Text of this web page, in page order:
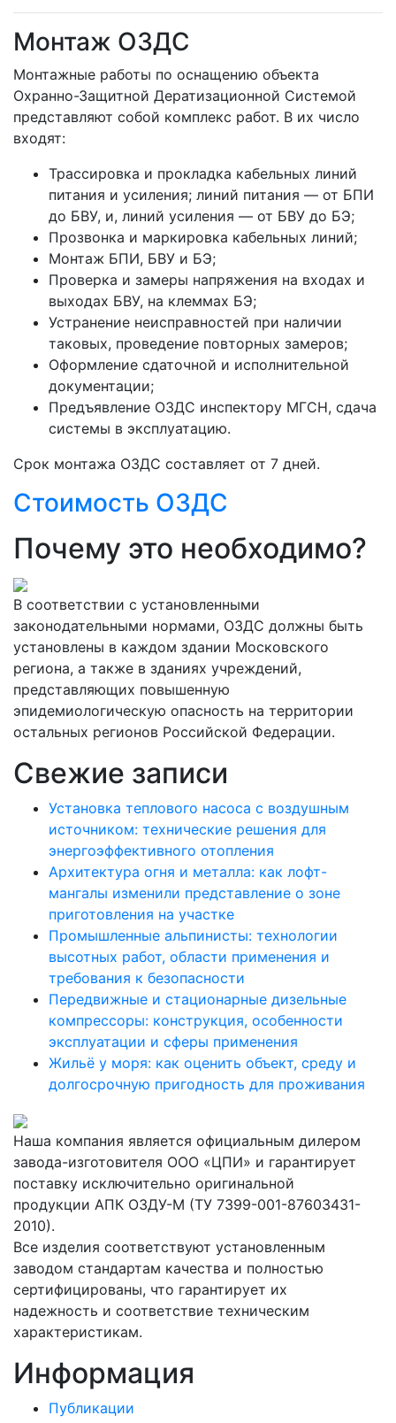
Монтаж ОЗДС
Монтажные работы по оснащению объекта
Охранно-Защитной Дератизационной Системой
представляют собой комплекс работ. В их число
входят:
Трассировка и прокладка кабельных линий
питания и усиления; линий питания — от БПИ
до БВУ, и, линий усиления — от БВУ до БЭ;
Прозвонка и маркировка кабельных линий;
Монтаж БПИ, БВУ и БЭ;
Проверка и замеры напряжения на входах и
выходах БВУ, на клеммах БЭ;
Устранение неисправностей при наличии
таковых, проведение повторных замеров;
Оформление сдаточной и исполнительной
документации;
Предъявление ОЗДС инспектору МГСН, сдача
системы в эксплуатацию.
Срок монтажа ОЗДС составляет от 7 дней.
Стоимость ОЗДС
Почему это необходимо?
В соответствии с установленными
законодательными нормами, ОЗДС должны быть
установлены в каждом здании Московского
региона, а также в зданиях учреждений,
представляющих повышенную
эпидемиологическую опасность на территории
остальных регионов Российской Федерации.
Свежие записи
Установка теплового насоса с воздушным
источником: технические решения для
энергоэффективного отопления
Архитектура огня и металла: как лофт-
мангалы изменили представление о зоне
приготовления на участке
Промышленные альпинисты: технологии
высотных работ, области применения и
требования к безопасности
Передвижные и стационарные дизельные
компрессоры: конструкция, особенности
эксплуатации и сферы применения
Жильё у моря: как оценить объект, среду и
долгосрочную пригодность для проживания
Наша компания является официальным дилером
завода-изготовителя ООО «ЦПИ» и гарантирует
поставку исключительно оригинальной
продукции АПК ОЗДУ-М (ТУ 7399-001-87603431-
2010).
Все изделия соответствуют установленным
заводом стандартам качества и полностью
сертифицированы, что гарантирует их
надежность и соответствие техническим
характеристикам.
Информация
Публикации